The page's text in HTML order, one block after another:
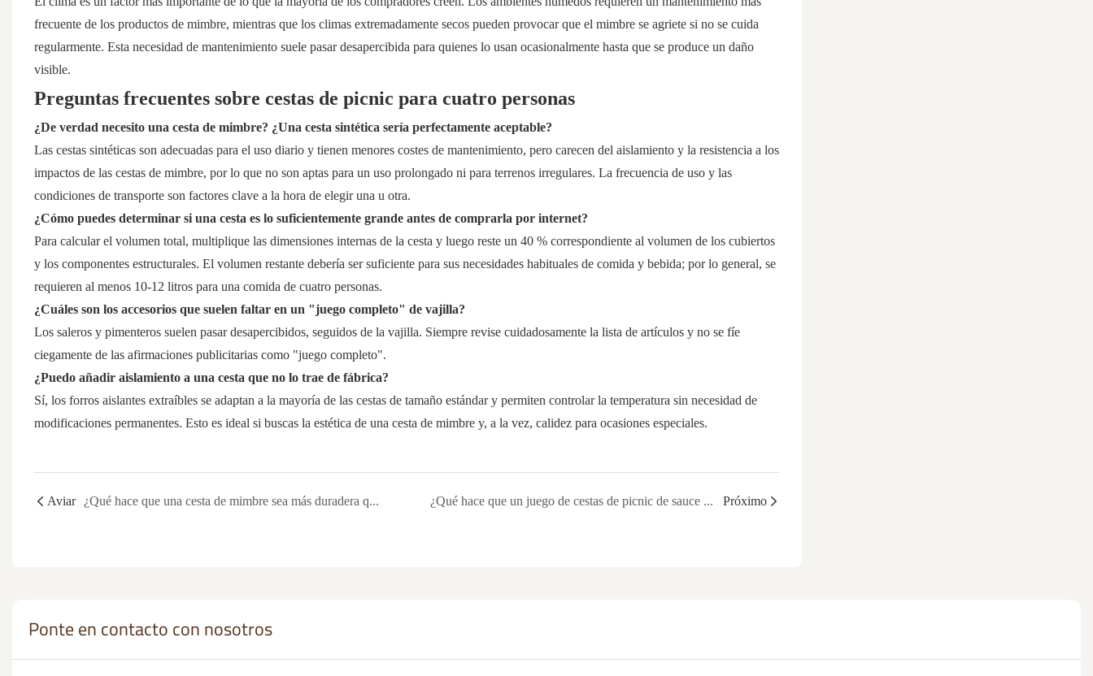
frecuente de los productos de mimbre, mientras que los climas extremadamente secos pueden provocar que el mimbre se agriete si no se cuida
regularmente. Esta necesidad de mantenimiento suele pasar desapercibida para quienes lo usan ocasionalmente hasta que se produce un daño
visible.
Preguntas frecuentes sobre cestas de picnic para cuatro personas
¿De verdad necesito una cesta de mimbre? ¿Una cesta sintética sería perfectamente aceptable?
Las cestas sintéticas son adecuadas para el uso diario y tienen menores costes de mantenimiento, pero carecen del aislamiento y la resistencia a los
impactos de las cestas de mimbre, por lo que no son aptas para un uso prolongado ni para terrenos irregulares. La frecuencia de uso y las
condiciones de transporte son factores clave a la hora de elegir una u otra.
¿Cómo puedes determinar si una cesta es lo suficientemente grande antes de comprarla por internet?
Para calcular el volumen total, multiplique las dimensiones internas de la cesta y luego reste un 40 % correspondiente al volumen de los cubiertos
y los componentes estructurales. El volumen restante debería ser suficiente para sus necesidades habituales de comida y bebida; por lo general, se
requieren al menos 10-12 litros para una comida de cuatro personas.
¿Cuáles son los accesorios que suelen faltar en un "juego completo" de vajilla?
Los saleros y pimenteros suelen pasar desapercibidos, seguidos de la vajilla. Siempre revise cuidadosamente la lista de artículos y no se fíe
ciegamente de las afirmaciones publicitarias como "juego completo".
¿Puedo añadir aislamiento a una cesta que no lo trae de fábrica?
Sí, los forros aislantes extraíbles se adaptan a la mayoría de las cestas de tamaño estándar y permiten controlar la temperatura sin necesidad de
modificaciones permanentes. Esto es ideal si buscas la estética de una cesta de mimbre y, a la vez, calidez para ocasiones especiales.
Aviar ¿Qué hace que una cesta de mimbre sea más duradera que otra? ¿Qué hace que un juego de cestas de picnic de sauce para cuatro personas sea completo para cenar al aire libre? Próximo
Ponte en contacto con nosotros